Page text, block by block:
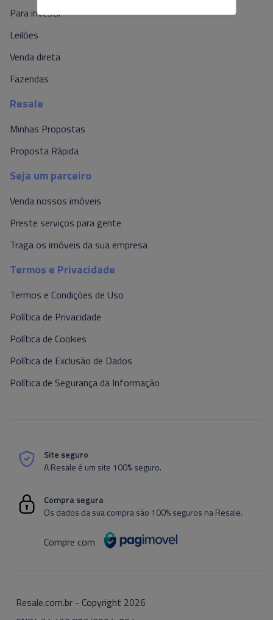
Para investir
Leilões
Venda direta
Fazendas
Resale
Minhas Propostas
Proposta Rápida
Seja um parceiro
Venda nossos imóveis
Preste serviços para gente
Traga os imóveis da sua empresa
Termos e Privacidade
Termos e Condições de Uso
Política de Privacidade
Política de Cookies
Política de Exclusão de Dados
Política de Segurança da Informação
Site seguro
A Resale é um site 100% seguro.
Compra segura
Os dados da sua compra são 100% seguros na Resale.
Compre com
Resale.com.br - Copyright 2026